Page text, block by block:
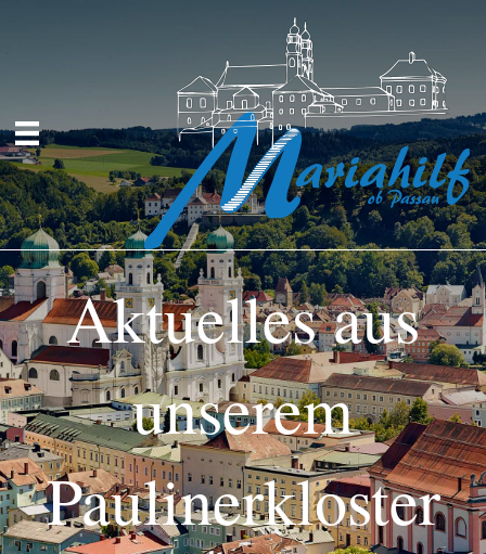
Aktuelles aus
unserem
Paulinerkloster